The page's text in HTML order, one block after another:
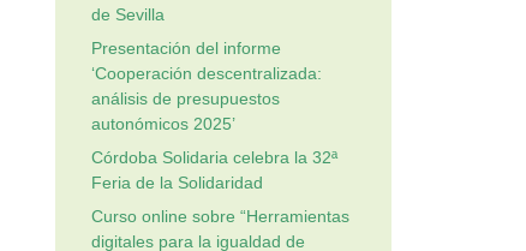
de Sevilla
Presentación del informe
‘Cooperación descentralizada:
análisis de presupuestos
autonómicos 2025’
Córdoba Solidaria celebra la 32ª
Feria de la Solidaridad
Curso online sobre “Herramientas
digitales para la igualdad de